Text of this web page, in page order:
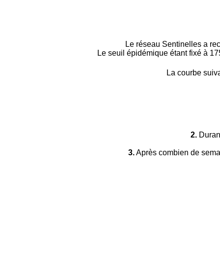
Le réseau Sentinelles a
Le seuil épidémique étant fixé à
La courbe
2.
3.Après combien de